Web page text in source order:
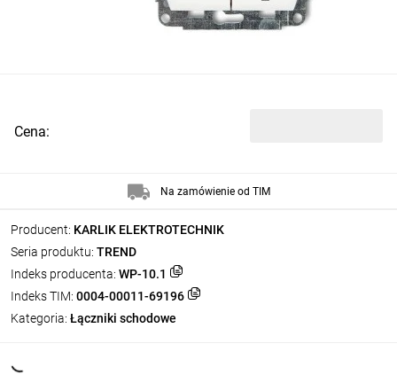
Producent: KARLIK ELEKTROTECHNIK
Seria produktu: TREND
Indeks producenta: WP-10.1
Indeks TIM: 0004-00011-69196
Kategoria: Łączniki schodowe
Cena:
Na zamówienie od TIM